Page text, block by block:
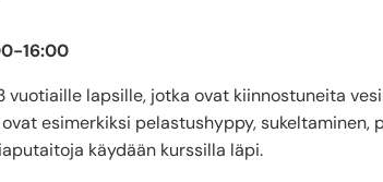
16:00
lapsille, jotka ovat kiinnostuneita
esimerkiksi pelastushyppy, sukeltaminen,
käydään kurssilla läpi.